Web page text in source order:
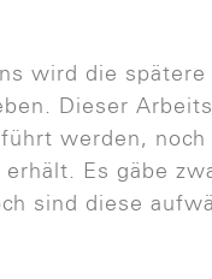
wird die spätere
Dieser
werden,
Es gäbe
sind diese